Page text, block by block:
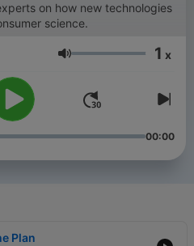
on how new technologies
science.
Hangerő 1 x
00:00
Plan